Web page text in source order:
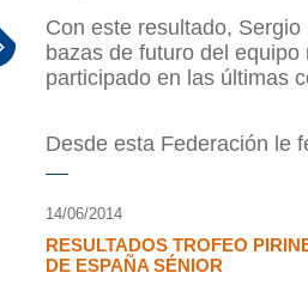
Con este resultado,
bazas de futuro del
participado en las últimas
Desde esta Federación le
14/06/2014
RESULTADOS TROFEO
DE ESPAÑA SÉNIOR